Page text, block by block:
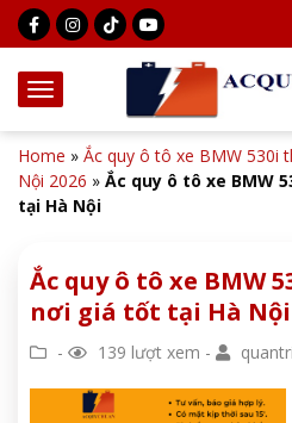
Home » Ắc quy ô tô xe BMW 530i
Nội 2026 » Ắc quy ô tô xe BMW
tại Hà Nội
Ắc quy ô tô xe BMW
nơi giá tốt tại Hà Nội
- 139 lượt xem -